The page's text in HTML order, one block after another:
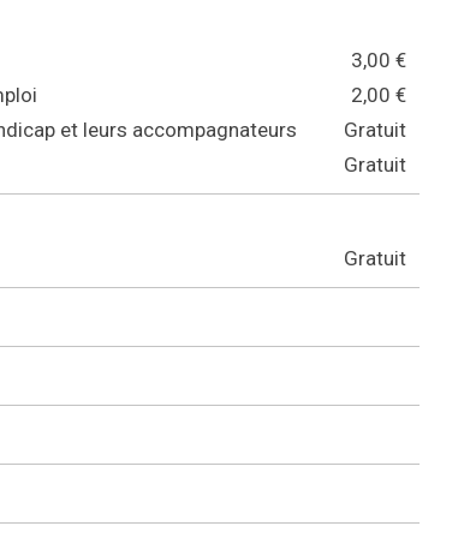
3,00 €
2,00 €
et leurs accompagnateurs
Gratuit
Gratuit
Gratuit